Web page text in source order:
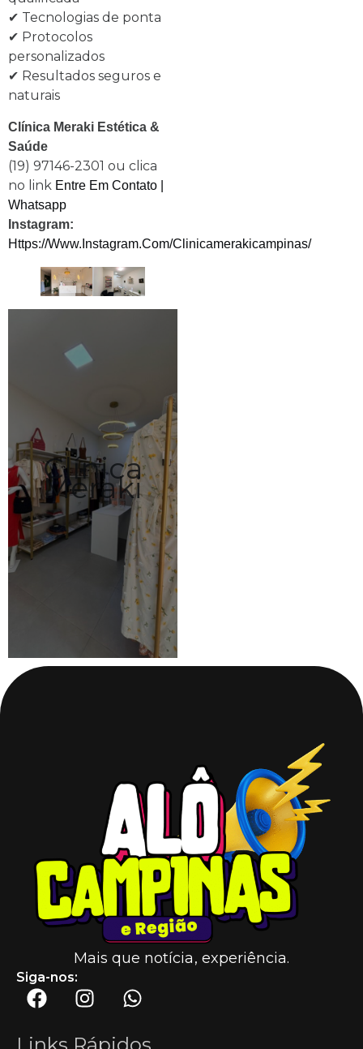
✔ Tecnologias de ponta
✔ Protocolos
personalizados
✔ Resultados seguros e
naturais
Clínica Meraki Estética &
Saúde
(19) 97146-2301 ou clica
no link Entre Em Contato |
Whatsapp
Instagram:
Https://www.instagram.com/clinicamerakicampinas/
Clínica
Meraki
Mais que notícia, experiência.
Siga-nos: